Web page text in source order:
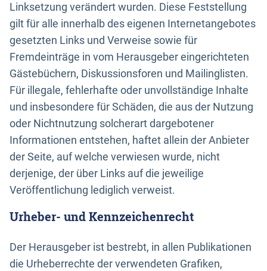
Linksetzung verändert wurden. Diese Feststellung
gilt für alle innerhalb des eigenen Internetangebotes
gesetzten Links und Verweise sowie für
Fremdeinträge in vom Herausgeber eingerichteten
Gästebüchern, Diskussionsforen und Mailinglisten.
Für illegale, fehlerhafte oder unvollständige Inhalte
und insbesondere für Schäden, die aus der Nutzung
oder Nichtnutzung solcherart dargebotener
Informationen entstehen, haftet allein der Anbieter
der Seite, auf welche verwiesen wurde, nicht
derjenige, der über Links auf die jeweilige
Veröffentlichung lediglich verweist.
Urheber- und Kennzeichenrecht
Der Herausgeber ist bestrebt, in allen Publikationen
die Urheberrechte der verwendeten Grafiken,